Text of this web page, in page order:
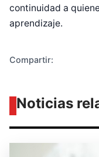
continuidad a
aprendizaje.
Compartir:
Noticias